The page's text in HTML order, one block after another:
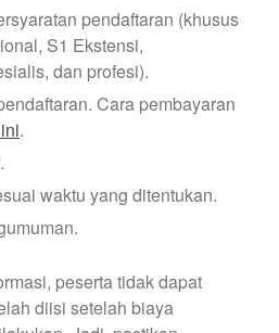
pendaftaran (khusus
S1 Ekstensi,
dan profesi).
Cara pembayaran
.
waktu yang ditentukan.
peserta tidak dapat
diisi setelah biaya